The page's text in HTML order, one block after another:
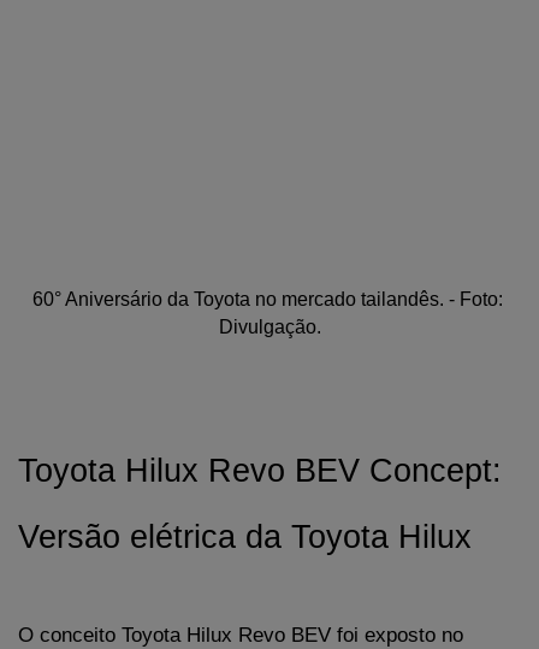
60° Aniversário da Toyota no mercado tailandês. - Foto:
Divulgação.
Toyota Hilux Revo BEV Concept:
Versão elétrica da Toyota Hilux
O conceito Toyota Hilux Revo BEV foi exposto no